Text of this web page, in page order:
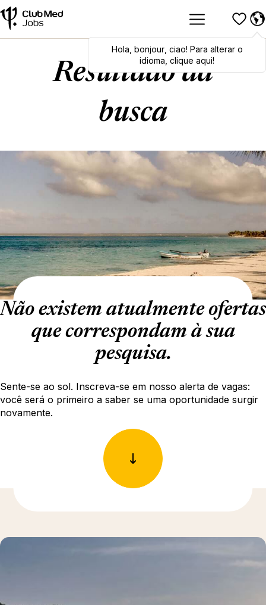
Hola,bonjour,ciao! To switch
languages, click here!
Hola bonjour, ciao! Para alterar o
idioma, clique aqui!
Resultado da
busca
Não existem atualmente ofertas
que correspondam à sua
pesquisa.
Sente-se ao sol. Inscreva-se em nosso alerta de vagas:
você será o primeiro a saber se uma oportunidade surgir
novamente.